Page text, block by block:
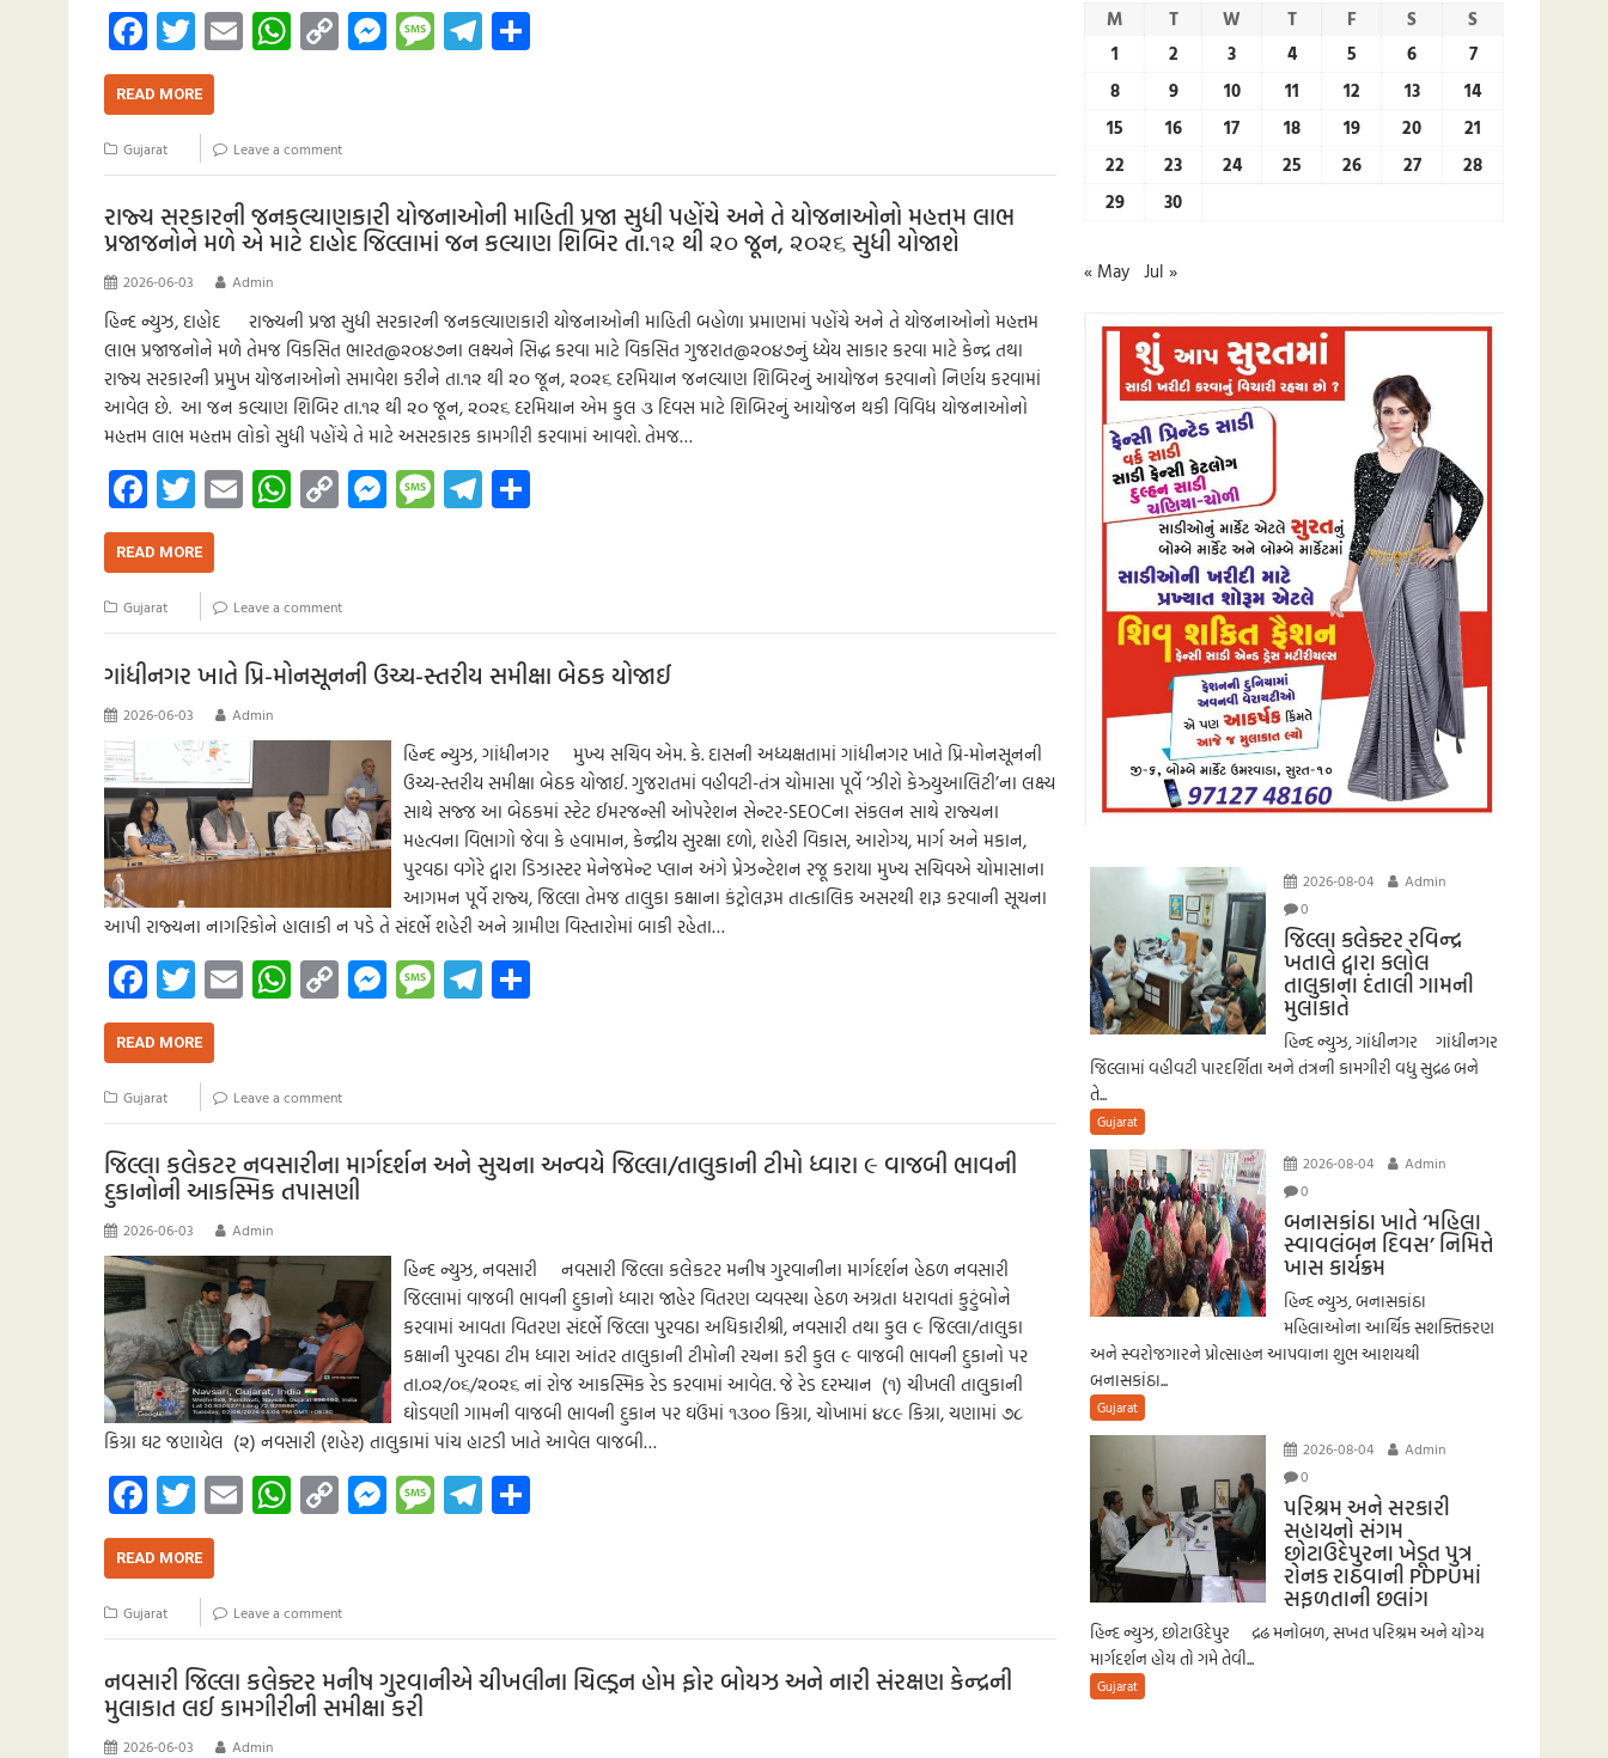
Fa
ce
b
o
o
k
T
wi
tt
er
E
m
W
h
s
A
p
p
C
o
y
Li
nk
M
es
g
er
M
es
e
Te
le
m
READ MORE
Gujarat Leave a comment
રાજ્ય સરકારની જનકલ્યાણકારી યોજનાઓની માહિતી પ્રજા સુધી પહોંચે અને તે યોજનાઓનો મહત્તમ લાભ
પ્રજાજનોને મળે એ માટે દાહોદ જિલ્લામાં જન કલ્યાણ શિબિર તા.૧૨ થી ૨૦ જૂન, ૨૦૨૬ સુધી યોજાશે
2026-06-03 Admin
હિન્દ ન્યુઝ, દાહોદ રાજ્યની પ્રજા સુધી સરકારની જનકલ્યાણકારી યોજનાઓની માહિતી બહોળા પ્રમાણમાં પહોંચે અને તે યોજનાઓનો મહત્તમ
લાભ પ્રજાજનોને મળે તેમજ વિકસિત ભારત@૨૦૪૭ના લક્ષ્યને સિદ્ધ કરવા માટે વિકસિત ગુજરાત@૨૦૪૭નું ધ્યેય સાકાર કરવા માટે કેન્દ્ર તથા
રાજ્ય સરકારની પ્રમુખ યોજનાઓનો સમાવેશ કરીને તા.૧૨ થી ૨૦ જૂન, ૨૦૨૬ દરમિયાન જનલ્યાણ શિબિરનું આયોજન કરવાનો નિર્ણય કરવામાં
આવેલ છે. આ જન કલ્યાણ શિબિર તા.૧૨ થી ૨૦ જૂન, ૨૦૨૬ દરમિયાન એમ કુલ ૩ દિવસ માટે શિબિરનું આયોજન થકી વિવિધ યોજનાઓનો
મહત્તમ લાભ મહત્તમ લોકો સુધી પહોંચે તે માટે અસરકારક કામગીરી કરવામાં આવશે. તેમજ…
Fa
ce
b
o
o
k
T
wi
tt
er
E
m
W
h
s
A
p
C
o
y
Li
nk
M
es
g
er
M
es
e
Te
le
m
READ MORE
Gujarat Leave a comment
ગાંધીનગર ખાતે પ્રિ-મોનસૂનની ઉચ્ચ-સ્તરીય સમીક્ષા બેઠક યોજાઈ
2026-06-03 Admin
હિન્દ ન્યુઝ, ગાંધીનગર મુખ્ય સચિવ એમ. કે. દાસની અધ્યક્ષતામાં ગાંધીનગર ખાતે પ્રિ-મોનસૂનની
ઉચ્ચ-સ્તરીય સમીક્ષા બેઠક યોજાઈ. ગુજરાતમાં વહીવટી-તંત્ર ચોમાસા પૂર્વે ‘ઝીરો કેઝ્યુઆલિટી’ના લક્ષ્ય
સાથે સજ્જ આ બેઠકમાં સ્ટેટ ઈમરજન્સી ઓપરેશન સેન્ટર-SEOCના સંકલન સાથે રાજ્યના
મહત્વના વિભાગો જેવા કે હવામાન, કેન્દ્રીય સુરક્ષા દળો, શહેરી વિકાસ, આરોગ્ય, માર્ગ અને મકાન,
પુરવઠા વગેરે દ્વારા ડિઝાસ્ટર મેનેજમેન્ટ પ્લાન અંગે પ્રેઝન્ટેશન રજૂ કરાયા મુખ્ય સચિવએ ચોમાસાના
આગમન પૂર્વે રાજ્ય, જિલ્લા તેમજ તાલુકા કક્ષાના કંટ્રોલરૂમ તાત્કાલિક અસરથી શરૂ કરવાની સૂચના
આપી રાજ્યના નાગરિકોને હાલાકી ન પડે તે સંદર્ભે શહેરી અને ગ્રામીણ વિસ્તારોમાં બાકી રહેતા…
Fa
ce
b
o
o
k
T
wi
tt
er
E
m
W
h
s
A
p
p
C
o
y
Li
nk
M
es
g
er
M
es
e
Te
le
m
READ MORE
Gujarat Leave a comment
જિલ્લા કલેકટર નવસારીના માર્ગદર્શન અને સુચના અન્વયે જિલ્લા/તાલુકાની ટીમો ધ્વારા ૯ વાજબી ભાવની
દુકાનોની આકસ્મિક તપાસણી
2026-06-03 Admin
હિન્દ ન્યુઝ, નવસારી નવસારી જિલ્લા કલેકટર મનીષ ગુરવાનીના માર્ગદર્શન હેઠળ નવસારી
જિલ્લામાં વાજબી ભાવની દુકાનો ધ્વારા જાહેર વિતરણ વ્યવસ્થા હેઠળ અગ્રતા ધરાવતાં કુટુંબોને
કરવામાં આવતા વિતરણ સંદર્ભે જિલ્લા પુરવઠા અધિકારીશ્રી, નવસારી તથા કુલ ૯ જિલ્લા/તાલુકા
કક્ષાની પુરવઠા ટીમ ધ્વારા આંતર તાલુકાની ટીમોની રચના કરી કુલ ૯ વાજબી ભાવની દુકાનો પર
તા.૦૨/૦૬/૨૦૨૬ નાં રોજ આકસ્મિક રેડ કરવામાં આવેલ. જે રેડ દરમ્યાન (૧) ચીખલી તાલુકાની
ઘોડવણી ગામની વાજબી ભાવની દુકાન પર ઘઉંમાં ૧૩૦૦ કિગ્રા, ચોખામાં ૪૮૯ કિગ્રા, ચણામાં ૭૮
કિગ્રા ઘટ જણાયેલ (૨) નવસારી (શહેર) તાલુકામાં પાંચ હાટડી ખાતે આવેલ વાજબી…
Fa
ce
b
o
o
k
T
wi
tt
er
E
m
W
h
s
A
p
p
C
o
y
Li
nk
M
es
g
er
M
es
e
Te
le
m
READ MORE
Gujarat Leave a comment
નવસારી જિલ્લા કલેક્ટર મનીષ ગુરવાનીએ ચીખલીના ચિલ્ડ્રન હોમ ફોર બોયઝ અને નારી સંરક્ષણ કેન્દ્રની
મુલાકાત લઈ કામગીરીની સમીક્ષા કરી
2026-06-03 Admin
M T W T F S
S
1
2 3 4 5 6
7
8
9 10 11 12 13
14
15
16 17 18 19 20
21
22
23 24 25 26 27
28
29
30
« May Jul »
2026-08-04
Admin
0
જિલ્લા કલેક્ટર રવિન્દ્ર
ખતાલે દ્વારા કલોલ
તાલુકાના દંતાલી ગામની
મુલાકાતે
હિન્દ ન્યુઝ, ગાંધીનગર ગાંધીનગર
જિલ્લામાં વહીવટી પારદર્શિતા અને તંત્રની કામગીરી વધુ સુદ્રઢ બને
તે...
Gujarat
2026-08-04
Admin
0
બનાસકાંઠા ખાતે ‘મહિલા
સ્વાવલંબન દિવસ’ નિમિત્તે
ખાસ કાર્યક્રમ
હિન્દ ન્યુઝ, બનાસકાંઠા
મહિલાઓના આર્થિક સશક્તિકરણ
અને સ્વરોજગારને પ્રોત્સાહન આપવાના શુભ આશયથી
બનાસકાંઠા...
Gujarat
2026-08-04
Admin
0
પરિશ્રમ અને સરકારી
સહાયનો સંગમ
છોટાઉદેપુરના ખેડૂત પુત્ર
રોનક રાઠવાની PDPUમાં
સફળતાની છલાંગ
હિન્દ ન્યુઝ, છોટાઉદેપુર દ્રઢ મનોબળ, સખત પરિશ્રમ અને યોગ્ય
માર્ગદર્શન હોય તો ગમે તેવી...
Gujarat